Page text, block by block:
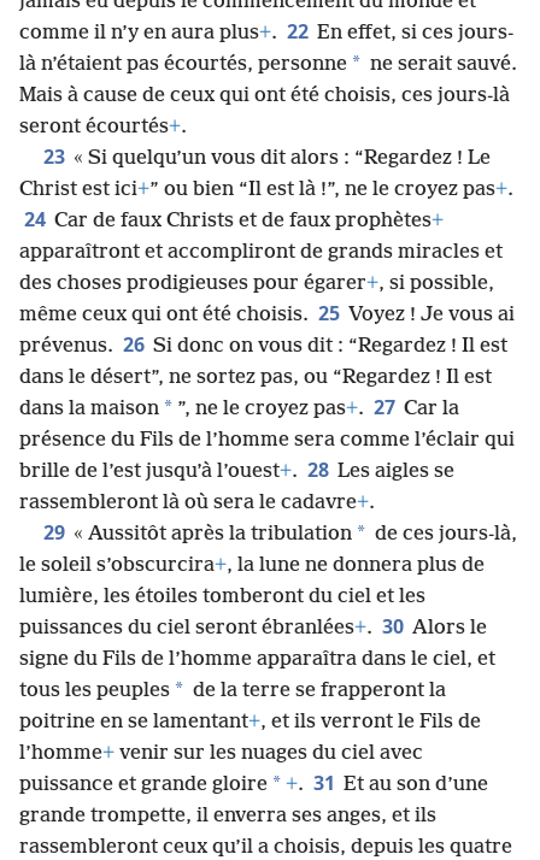
comme il n’y en aura plus+. 22 En effet, si ces jours-
là n’étaient pas écourtés, personne * ne serait sauvé.
Mais à cause de ceux qui ont été choisis, ces jours-là
seront écourtés+.
23 « Si quelqu’un vous dit alors : “Regardez ! Le
Christ est ici+” ou bien “Il est là !”, ne le croyez pas+.
24 Car de faux Christs et de faux prophètes+
apparaîtront et accompliront de grands miracles et
des choses prodigieuses pour égarer+, si possible,
même ceux qui ont été choisis. 25 Voyez ! Je vous ai
prévenus. 26 Si donc on vous dit : “Regardez ! Il est
dans le désert”, ne sortez pas, ou “Regardez ! Il est
dans la maison * ”, ne le croyez pas+. 27 Car la
présence du Fils de l’homme sera comme l’éclair qui
brille de l’est jusqu’à l’ouest+. 28 Les aigles se
rassembleront là où sera le cadavre+.
29 « Aussitôt après la tribulation * de ces jours-là,
le soleil s’obscurcira+, la lune ne donnera plus de
lumière, les étoiles tomberont du ciel et les
puissances du ciel seront ébranlées+. 30 Alors le
signe du Fils de l’homme apparaîtra dans le ciel, et
tous les peuples * de la terre se frapperont la
poitrine en se lamentant+, et ils verront le Fils de
l’homme+ venir sur les nuages du ciel avec
puissance et grande gloire * +. 31 Et au son d’une
grande trompette, il enverra ses anges, et ils
rassembleront ceux qu’il a choisis, depuis les quatre